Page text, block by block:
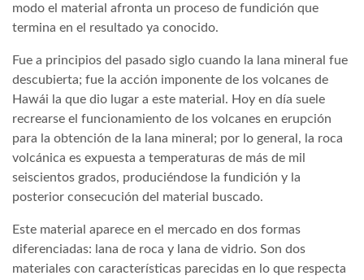
modo el material afronta un proceso de fundición que
termina en el resultado ya conocido.
Fue a principios del pasado siglo cuando la lana mineral fue
descubierta; fue la acción imponente de los volcanes de
Hawái la que dio lugar a este material. Hoy en día suele
recrearse el funcionamiento de los volcanes en erupción
para la obtención de la lana mineral; por lo general, la roca
volcánica es expuesta a temperaturas de más de mil
seiscientos grados, produciéndose la fundición y la
posterior consecución del material buscado.
Este material aparece en el mercado en dos formas
diferenciadas: lana de roca y lana de vidrio. Son dos
materiales con características parecidas en lo que respecta